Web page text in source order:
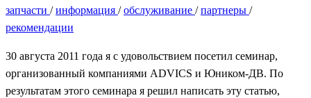
запчасти /информация /обслуживание /партнеры /
рекомендации
30 августа 2011 года я с удовольствием посетил семинар,
организованный компаниями ADVICS и Юником-ДВ. По
результатам этого семинара я решил написать эту статью,